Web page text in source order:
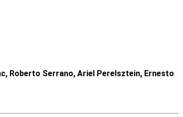
Roberto Serrano, Ariel Perelsztein, Ernesto